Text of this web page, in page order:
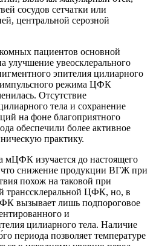
сосудов сетчатки или
центральной серозной
пациентов основной
улучшение увеосклерального
эпителия цилиарного
режима ЦФК
Отсутствие
тела и сохранение
на фоне благоприятного
обеспечили более активное
практику.
мЦФК изучается до настоящего
что снижение продукции ВГЖ при
похож на таковой при
транссклеральной ЦФК, но, в
вызывает лишь подпороговое
и
цилиарного тела. Наличие
периода позволяет температуре